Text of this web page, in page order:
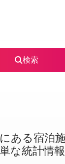
検索
あ⁠る宿⁠泊⁠
な統⁠計⁠情⁠報